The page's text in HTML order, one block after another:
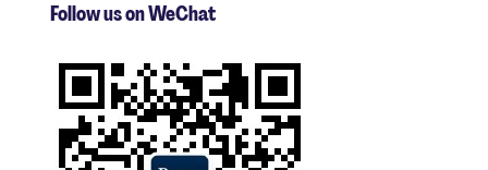
Follow us on WeChat